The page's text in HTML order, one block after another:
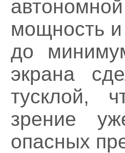
мощность
до
экрана
тусклой,
зрение
опасных